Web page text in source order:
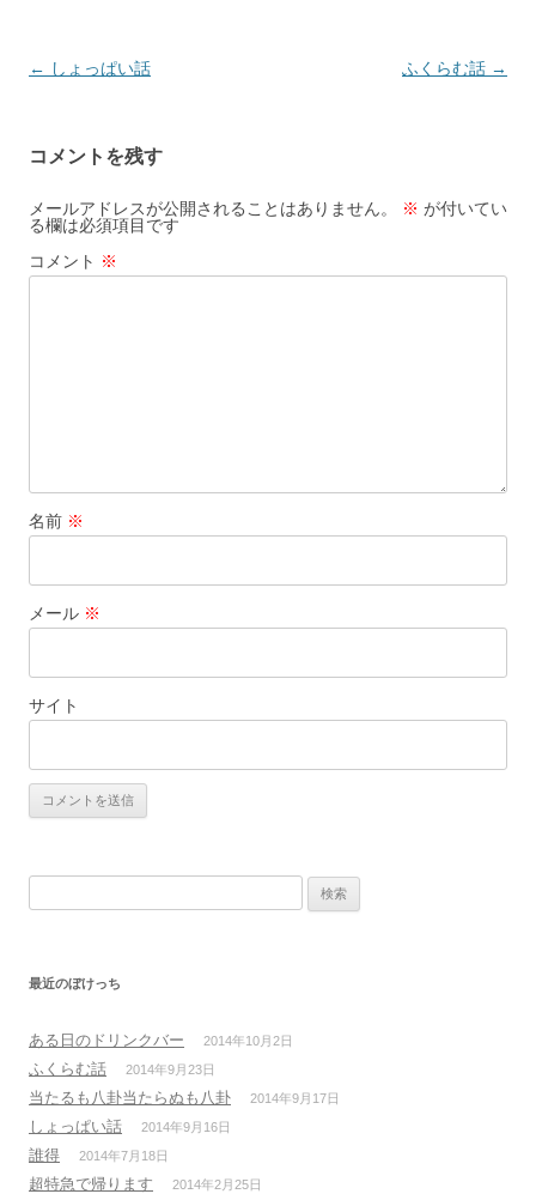
投
ビ
ゲ
ー
シ
← しょっぱい話 ふくらむ話 →
コメントを残す
メールアドレスが公開されることはありません。 ※ が付いてい
る欄は必須項目です
コメント ※
名前 ※
メール ※
サイト
最近のぼけっち
ある日のドリンクバー 2014年10月2日
ふくらむ話 2014年9月23日
当たるも八卦当たらぬも八卦 2014年9月17日
しょっぱい話 2014年9月16日
誰得 2014年7月18日
超特急で帰ります 2014年2月25日